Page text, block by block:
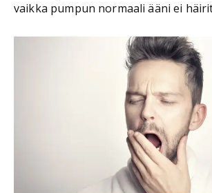
vaikka pumpun normaali ääni ei